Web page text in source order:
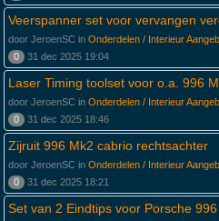
Veerspanner set voor vervangen
door JeroenSC in Onderdelen / Interieur
0
31 dec 2025 19:04
Laser Timing toolset voor o.a. 996
door JeroenSC in Onderdelen / Interieur
0
31 dec 2025 18:46
Zijruit 996 Mk2 cabrio rechtsachter
door JeroenSC in Onderdelen / Interieur
0
31 dec 2025 18:21
Set van 2 Eindtips voor Porsche